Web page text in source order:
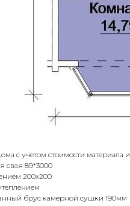
с учетом стоимости материала
свая 89*3000
200х200
брус камерной сушки 190мм